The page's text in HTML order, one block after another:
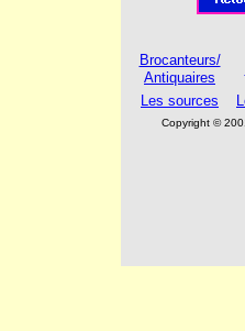
Brocanteurs/
Antiquaires
Les sources
Copyright ©